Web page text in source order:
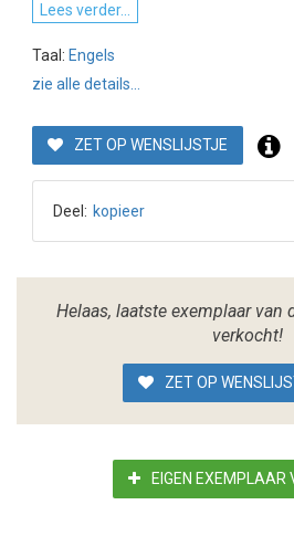
Lees verder...
Taal: Engels
zie alle details...
ZET OP WENSLIJSTJE
Deel: kopieer
Helaas, laatste exemplaar van
verkocht!
ZET OP
EIGEN EXEMPLAAR